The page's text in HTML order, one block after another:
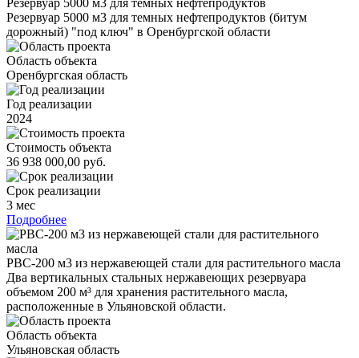
Резервуар 5000 м3 для темных нефтепродуктов
Резервуар 5000 м3 для темных нефтепродуктов (битум
дорожный) "под ключ" в Оренбургской области
Область объекта
Оренбургская область
Год реализации
2024
Стоимость объекта
36 938 000,00 руб.
Срок реализации
3 мес
Подробнее
РВС-200 м3 из нержавеющей стали для растительного масла
Два вертикальных стальных нержавеющих резервуара
объемом 200 м³ для хранения растительного масла,
расположенные в Ульяновской области.
Область объекта
Ульяновская область